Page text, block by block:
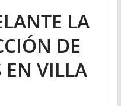
LA
DE
EN VILLA